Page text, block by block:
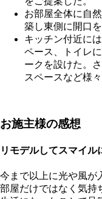
お部屋全体に自
築し東側に開口を
キッチン付近に
ペース、トイレ
ークを設けた。
スペースなど様
お施主様の感想
リモデルしてスマイル
今まで以上に光や風が
部屋だけではなく気持